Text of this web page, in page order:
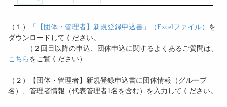
（１） 「【団体・管理者】新規登録申込書」（Excelファイル） を
ダウンロードしてください。
（２回目以降の申込、団体申込に関するよくあるご質問は、
こちら をご覧ください）
（２）【団体・管理者】新規登録申込書に団体情報（グループ
名）、管理者情報（代表管理者1名を含む）を入力してください。